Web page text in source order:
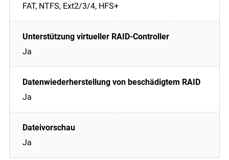
FAT, NTFS, Ext2/3/4, HFS+
Ja
Ja
Ja